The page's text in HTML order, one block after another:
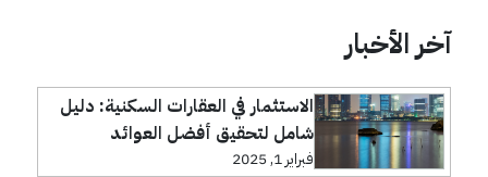
آخر الأخبار
الاستثمار في العقارات السكنية: دليل
شامل لتحقيق أفضل العوائد
فبراير 1, 2025